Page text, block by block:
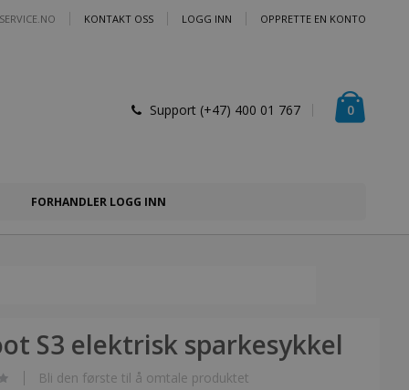
KONTAKT OSS LOGG INN OPPRETTE EN KONTO
0varer
Support (+47) 400 01 767
FORHANDLER LOGG INN
S3 elektrisk sparkesykkel
Bli den første til å omtale produktet